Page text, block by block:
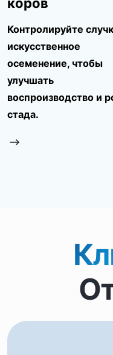
Контролируйте
искусственное
осеменение, чтобы
улучшать
воспроизводство и
стада.